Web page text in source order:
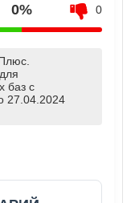
0% 0
баз с
27.04.2024